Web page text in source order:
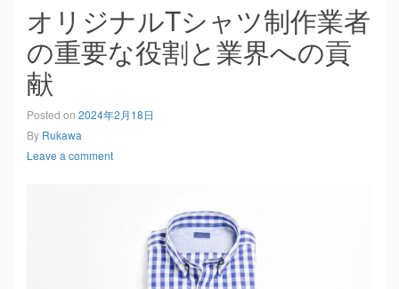
オリジナルTシャツ制作業者
の重要な役割と業界への貢
献
Posted on 2024年2月18日
By Rukawa
Leave a comment